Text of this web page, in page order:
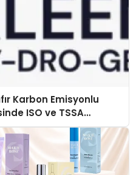
Karbon Emisyonlu
ISO ve TSSA